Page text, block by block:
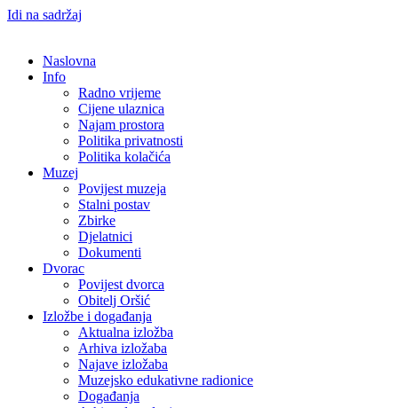
Idi na sadržaj
Naslovna
Info
Radno vrijeme
Cijene ulaznica
Najam prostora
Politika privatnosti
Politika kolačića
Muzej
Povijest muzeja
Stalni postav
Zbirke
Djelatnici
Dokumenti
Dvorac
Povijest dvorca
Obitelj Oršić
Izložbe i događanja
Aktualna izložba
Arhiva izložaba
Najave izložaba
Muzejsko edukativne radionice
Događanja